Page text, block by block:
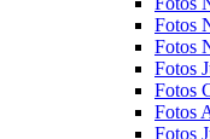
Fotos
Fotos
Fotos
Fotos
Fotos
Fotos